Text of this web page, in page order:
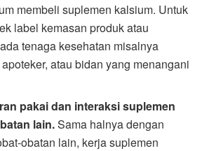
membeli suplemen kalsium. Untuk
label kemasan produk atau
tenaga kesehatan misalnya
atau bidan yang menangani
pakai dan interaksi suplemen
lain.Sama halnya dengan
obatan lain, kerja suplemen